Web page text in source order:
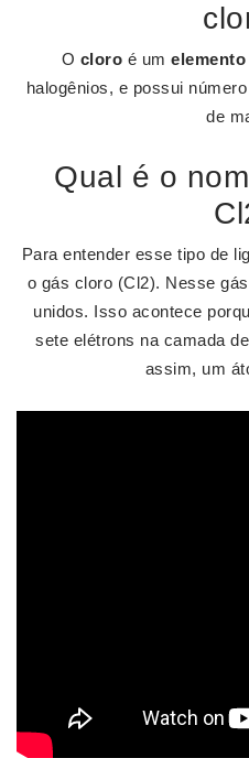
O cloro é um elemento
halogênios, e possui
de
Qual é o
Para entender esse tipo de
o gás cloro (Cl2). Nesse
unidos. Isso acontece
sete elétrons na camada
assim, um